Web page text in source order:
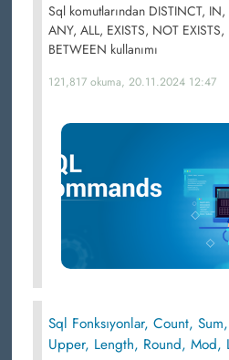
Sql komutlarından DISTINCT,
ANY, ALL, EXISTS, NOT
BETWEEN kullanımı
121,817 okuma, 20.11.2024 12:47
Sql Fonksıyonlar, Count,
Upper, Length, Round, Mod,